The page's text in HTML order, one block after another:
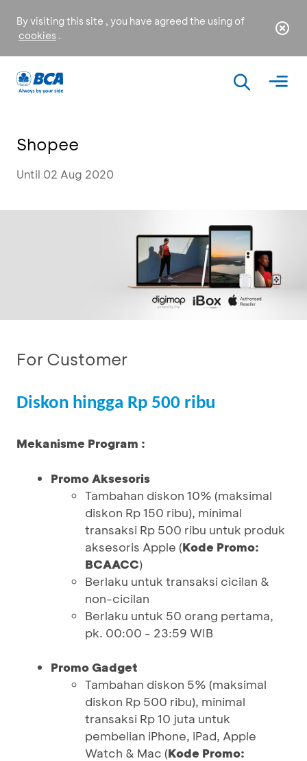
By visiting this site , you have agreed the using of
cookies .
Shopee
Until 02 Aug 2020
For Customer
Diskon hingga Rp 500 ribu
Mekanisme Program :
Promo Aksesoris
Tambahan diskon 10% (maksimal
diskon Rp 150 ribu), minimal
transaksi Rp 500 ribu untuk produk
aksesoris Apple (Kode Promo:
BCAACC)
Berlaku untuk transaksi cicilan &
non-cicilan
Berlaku untuk 50 orang pertama,
pk. 00:00 - 23:59 WIB
Promo Gadget
Tambahan diskon 5% (maksimal
diskon Rp 500 ribu), minimal
transaksi Rp 10 juta untuk
pembelian iPhone, iPad, Apple
Watch & Mac (Kode Promo: